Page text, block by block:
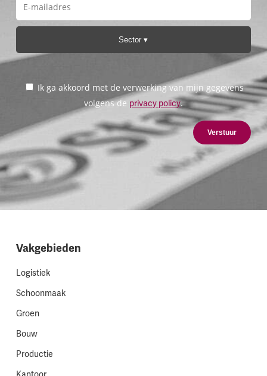
Sector
Ik ga akkoord met de verwerking van mijn gegevens
volgens de privacy policy.
Verstuur
Vakgebieden
Logistiek
Schoonmaak
Groen
Bouw
Productie